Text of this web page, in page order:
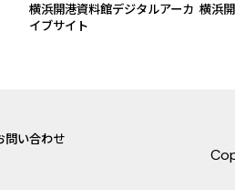
横浜開港資料館デジタルアーカ
イブサイト
横浜
問い合わせ